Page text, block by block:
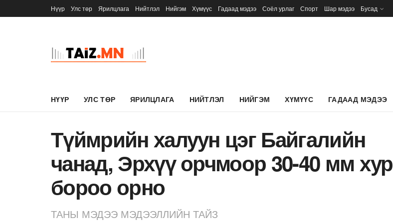
Нүүр Улс төр Ярилцлага Нийтлэл Нийгэм Хүмүүс Гадаад мэдээ Соёл урлаг Спорт Шар мэдээ Бусад
НҮҮР УЛС ТӨР ЯРИЛЦЛАГА НИЙТЛЭЛ НИЙГЭМ ХҮМҮҮС ГАДААД МЭДЭЭ
Түймрийн халуун цэг Байгалийн
чанад, Эрхүү орчмоор 30-40 мм хур
бороо орно
ТАНЫ МЭДЭЭ МЭДЭЭЛЛИЙН ТАЙЗ